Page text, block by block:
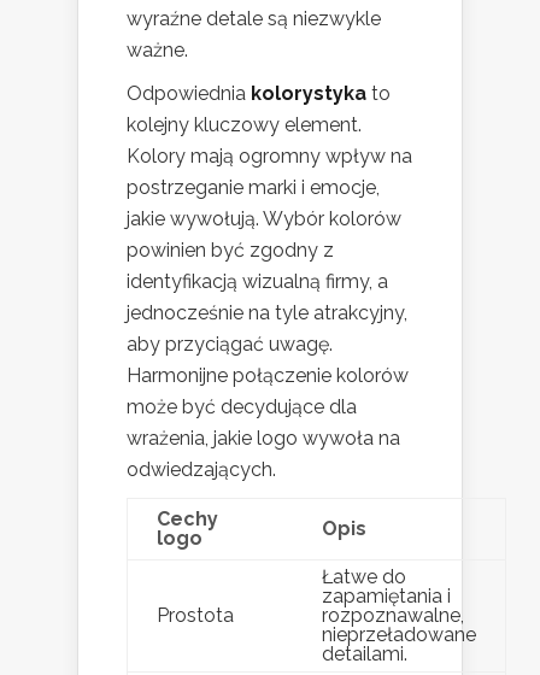
wyraźne detale są niezwykle
ważne.
Odpowiednia kolorystyka to
kolejny kluczowy element.
Kolory mają ogromny wpływ na
postrzeganie marki i emocje,
jakie wywołują. Wybór kolorów
powinien być zgodny z
identyfikacją wizualną firmy, a
jednocześnie na tyle atrakcyjny,
aby przyciągać uwagę.
Harmonijne połączenie kolorów
może być decydujące dla
wrażenia, jakie logo wywoła na
odwiedzających.
Cechy
logo
Opis
Prostota
Łatwe do
zapamiętania i
rozpoznawalne,
nieprzeładowane
detailami.